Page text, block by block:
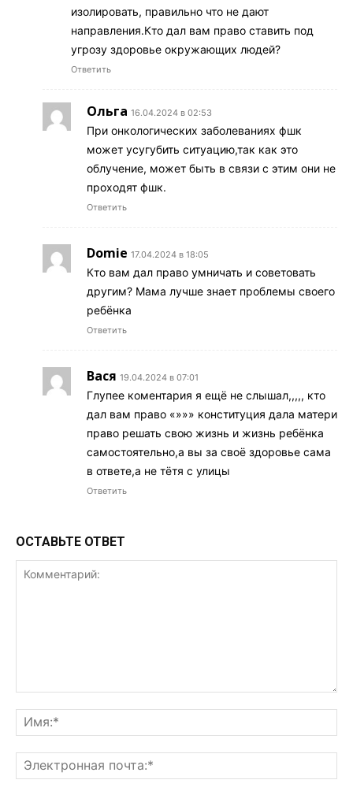
изолировать, правильно что не дают
направления.Кто дал вам право ставить под
угрозу здоровье окружающих людей?
Ответить
Ольга 16.04.2024 в 02:53
При онкологических заболеваниях фшк
может усугубить ситуацию,так как это
облучение, может быть в связи с этим они не
проходят фшк.
Ответить
Domiе 17.04.2024 в 18:05
Кто вам дал право умничать и советовать
другим? Мама лучше знает проблемы своего
ребёнка
Ответить
Вася 19.04.2024 в 07:01
Глупее коментария я ещё не слышал,,,,, кто
дал вам право «»»» конституция дала матери
право решать свою жизнь и жизнь ребёнка
самостоятельно,а вы за своё здоровье сама
в ответе,а не тётя с улицы
Ответить
ОСТАВЬТЕ ОТВЕТ